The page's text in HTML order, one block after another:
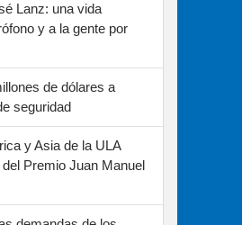
Lanz: una vida
y a la gente por
de dólares a
seguridad
y Asia de la ULA
Premio Juan Manuel